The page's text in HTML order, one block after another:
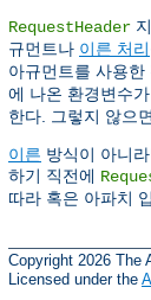
RequestHeader
규먼트나 이른 처리
아규먼트를 사용한
에 나온 환경변수
한다. 그렇지 않으
이른 방식이 아니
하기 직전에
따라 혹은 아파치
Copyright 2026 The
Licensed under the